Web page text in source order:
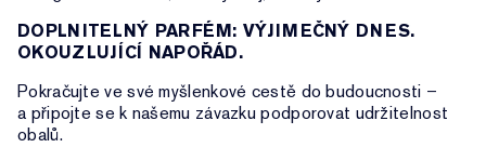
DOPLNITELNÝ PARFÉM: VÝJIMEČNÝ DNES.
OKOUZLUJÍCÍ NAPOŘÁD.
Pokračujte ve své myšlenkové cestě do budoucnosti –
a připojte se k našemu závazku podporovat udržitelnost
obalů.